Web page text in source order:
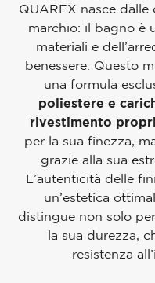
QUAREX nasce
marchio: il bagno è
materiali e
benessere. Questo
una formula
poliestere e
rivestimento
per la sua finezza,
grazie alla sua
L’autenticità delle
un’estetica
distingue non solo
la sua durezza,
resistenza